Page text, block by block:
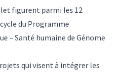
figurent parmi les 12
du Programme
– Santé humaine de Génome
qui visent à intégrer les